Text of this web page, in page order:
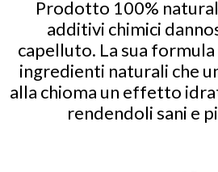
Prodotto 100%
additivi chimici
capelluto. La sua
ingredienti naturali che
alla chioma un effetto
rendendoli sani e